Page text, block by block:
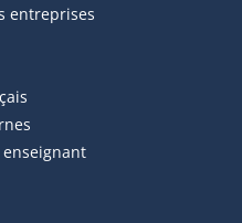
entreprises
externe s'ouvrira